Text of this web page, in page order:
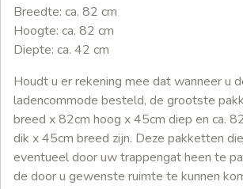
Breedte: ca. 82 cm
Hoogte: ca. 82 cm
Diepte: ca. 42 cm
Houdt u er rekening mee dat wanneer u
ladencommode besteld, de grootste
breed x 82cm hoog x 45cm diep en ca.
dik x 45cm breed zijn. Deze pakketten
eventueel door uw trappengat heen te
de door u gewenste ruimte te kunnen